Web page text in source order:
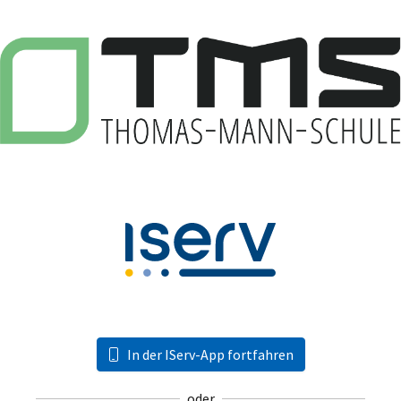
In der IServ-App fortfahren